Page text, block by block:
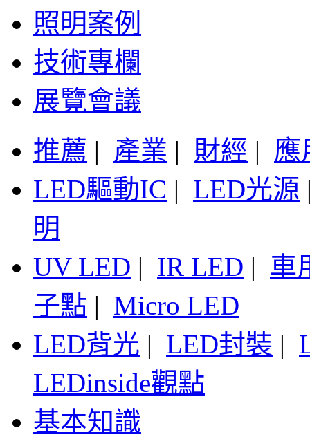
照明案例
技術專欄
展覽會議
推薦 | 產業 | 財經 | 應
LED驅動IC | LED光源
明
UV LED | IR LED | 車
子點 | Micro LED
LED背光 | LED封裝 |
LEDinside觀點
基本知識